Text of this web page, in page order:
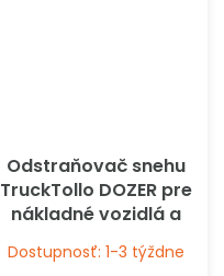
Odstraňovač snehu
TruckTollo DOZER pre
nákladné vozidlá a
Dostupnosť: 1-3 týždne